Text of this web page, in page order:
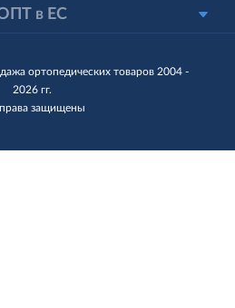
ортопедических товаров 2004 -
2026 гг.
защищены
в ЕС